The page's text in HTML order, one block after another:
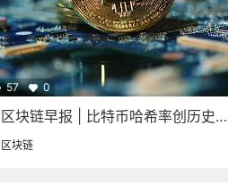
57 0
区块链早报 | 比特币哈希率创历史新
高
区块链